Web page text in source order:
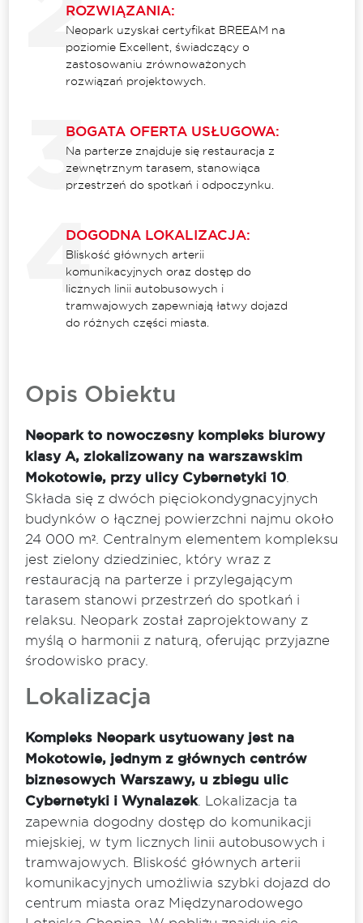
ROZWIĄZANIA:
Neopark uzyskał certyfikat BREEAM na
poziomie Excellent, świadczący o
zastosowaniu zrównoważonych
rozwiązań projektowych.
BOGATA OFERTA USŁUGOWA:
Na parterze znajduje się restauracja z
zewnętrznym tarasem, stanowiąca
przestrzeń do spotkań i odpoczynku.
DOGODNA LOKALIZACJA:
Bliskość głównych arterii
komunikacyjnych oraz dostęp do
licznych linii autobusowych i
tramwajowych zapewniają łatwy dojazd
do różnych części miasta.
Opis Obiektu
Neopark to nowoczesny kompleks biurowy
klasy A, zlokalizowany na warszawskim
Mokotowie, przy ulicy Cybernetyki 10.
Składa się z dwóch pięciokondygnacyjnych
budynków o łącznej powierzchni najmu około
24 000 m². Centralnym elementem kompleksu
jest zielony dziedziniec, który wraz z
restauracją na parterze i przylegającym
tarasem stanowi przestrzeń do spotkań i
relaksu. Neopark został zaprojektowany z
myślą o harmonii z naturą, oferując przyjazne
środowisko pracy.
Lokalizacja
Kompleks Neopark usytuowany jest na
Mokotowie, jednym z głównych centrów
biznesowych Warszawy, u zbiegu ulic
Cybernetyki i Wynalazek. Lokalizacja ta
zapewnia dogodny dostęp do komunikacji
miejskiej, w tym licznych linii autobusowych i
tramwajowych. Bliskość głównych arterii
komunikacyjnych umożliwia szybki dojazd do
centrum miasta oraz Międzynarodowego